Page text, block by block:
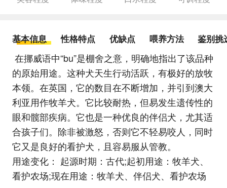
基本信息 性格特点 优缺点 喂养方法 鉴别挑
在挪威语中“bu”是棚舍之意，明确地指出了该品种
的原始用途。这种犬天生行动活跃，有极好的放牧
本领。在英国，它的数目在不断增加，并引到澳大
利亚用作牧羊犬。它比较耐热，但易发生遗传性的
眼和髋部疾病。它也是一种优良的伴侣犬，尤其适
合孩子们。除非被激怒，否则它不轻易咬人，同时
它又是良好的看护犬，且容易服从管教。
用途变化： 起源时期：古代;起初用途：牧羊犬、
看护农场;现在用途：牧羊犬、伴侣犬、看护农场